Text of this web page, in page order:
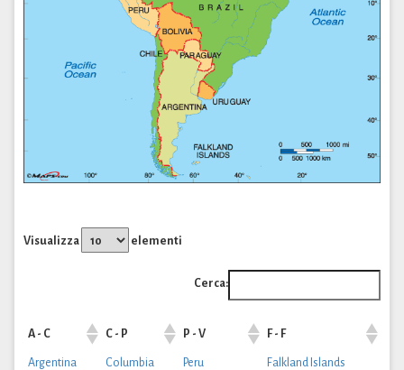
Visualizza elementi
Cerca:
A - C C - P P - V F - F
Argentina Columbia Peru Falkland Islands